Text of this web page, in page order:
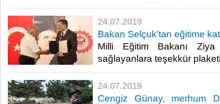
24.07.2019
Bakan Selçuk'tan eğitime
Milli Eğitim Bakanı
sağlayanlara teşekkür
24.07.2019
Cengiz Günay, merhum